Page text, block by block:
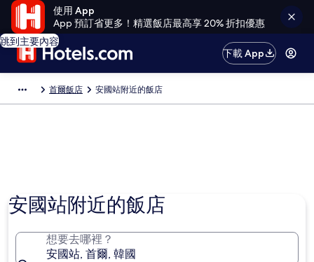
使用 App
App 預訂省更多！精選飯店最高享 20% 折扣優惠
跳到主要內容
下載 App
首爾飯店 安國站附近的飯店
安國站附近的飯店
想要去哪裡？
安國站, 首爾, 韓國